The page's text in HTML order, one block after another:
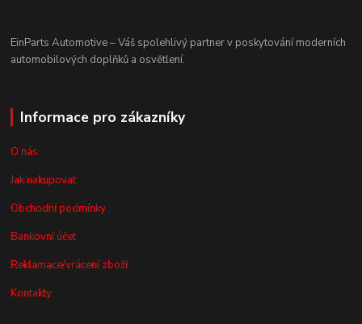
EinParts Automotive – Váš spolehlivý partner v poskytování moderních
automobilových doplňků a osvětlení.
Informace pro zákazníky
O nás
Jak nakupovat
Obchodní podmínky
Bankovní účet
Reklamace/vrácení zboží
Kontakty